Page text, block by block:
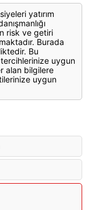
yatırım
risk ve getiri
Burada
Bu
uygun
alan bilgilere
uygun